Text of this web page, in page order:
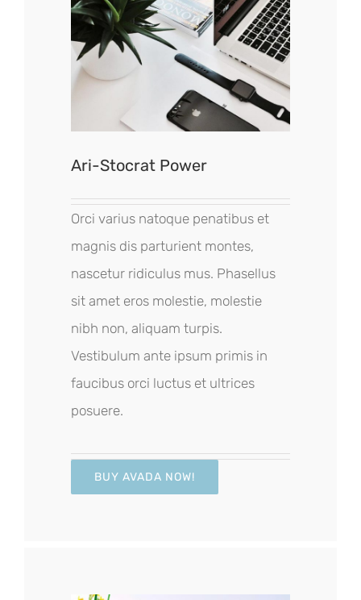
Ari-Stocrat Power
Orci varius natoque penatibus et
magnis dis parturient montes,
nascetur ridiculus mus. Phasellus
sit amet eros molestie, molestie
nibh non, aliquam turpis.
Vestibulum ante ipsum primis in
faucibus orci luctus et ultrices
posuere.
BUY AVADA NOW!